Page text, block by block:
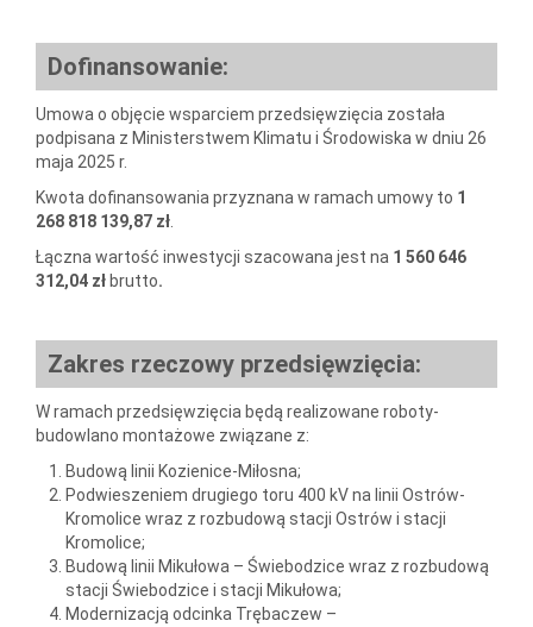
Dofinansowanie:
Umowa o objęcie wsparciem przedsięwzięcia została
podpisana z Ministerstwem Klimatu i Środowiska w dniu 26
maja 2025 r.
Kwota dofinansowania przyznana w ramach umowy to 1
268 818 139,87 zł.
Łączna wartość inwestycji szacowana jest na 1 560 646
312,04 zł brutto.
Zakres rzeczowy przedsięwzięcia:
W ramach przedsięwzięcia będą realizowane roboty-
budowlano montażowe związane z:
Budową linii Kozienice-Miłosna;
Podwieszeniem drugiego toru 400 kV na linii Ostrów-
Kromolice wraz z rozbudową stacji Ostrów i stacji
Kromolice;
Budową linii Mikułowa – Świebodzice wraz z rozbudową
stacji Świebodzice i stacji Mikułowa;
Modernizacją odcinka Trębaczew –